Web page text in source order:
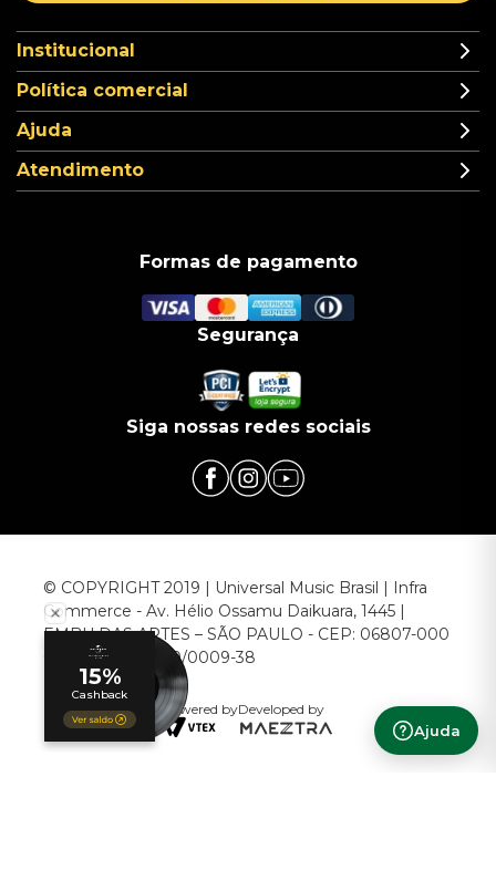
Ajuda
Institucional
Política comercial
Ajuda
Atendimento
Formas de pagamento
Segurança
Siga nossas redes sociais
© COPYRIGHT 2019 | Universal Music Brasil | Infra
Commerce - Av. Hélio Ossamu Daikuara, 1445 |
EMBU DAS ARTES – SÃO PAULO - CEP: 06807-000
CNPJ: 00.952.789/0009-38
Powered byDeveloped by